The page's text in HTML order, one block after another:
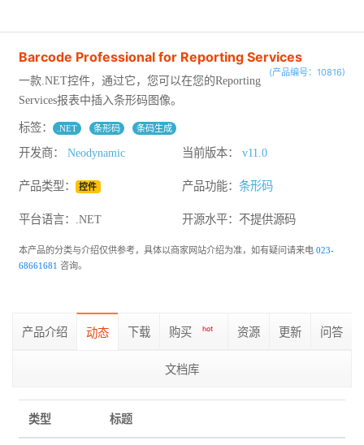
Barcode Professional for Reporting Services
(产品编号：10816)
一款.NET控件，通过它，您可以在您的Reporting
Services报表中插入条形码图像。
标签： .NET 条形码 条码生成
开发商： Neodynamic 当前版本： v11.0
产品类型： 控件 产品功能： 条形码
平台语言：.NET 开源水平： 不提供源码
本产品的分类与介绍仅供参考，具体以商家网站介绍为准，如有疑问请来电 023-
68661681 咨询。
产品介绍 动态 下载 购买 hot 资源 更新 问答
文档库
类型 标题